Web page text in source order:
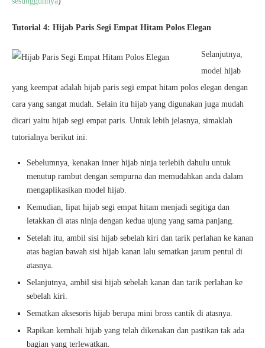
Tutorial 4: Hijab Paris Segi Empat Hitam Polos Elegan
Selanjutnya,
model hijab
yang keempat adalah hijab paris segi empat hitam polos elegan dengan
cara yang sangat mudah. Selain itu hijab yang digunakan juga mudah
dicari yaitu hijab segi empat paris. Untuk lebih jelasnya, simaklah
tutorialnya berikut ini:
Sebelumnya, kenakan inner hijab ninja terlebih dahulu untuk
menutup rambut dengan sempurna dan memudahkan anda dalam
mengaplikasikan model hijab.
Kemudian, lipat hijab segi empat hitam menjadi segitiga dan
letakkan di atas ninja dengan kedua ujung yang sama panjang.
Setelah itu, ambil sisi hijab sebelah kiri dan tarik perlahan ke kanan
atas bagian bawah sisi hijab kanan lalu sematkan jarum pentul di
atasnya.
Selanjutnya, ambil sisi hijab sebelah kanan dan tarik perlahan ke
sebelah kiri.
Sematkan aksesoris hijab berupa mini bross cantik di atasnya.
Rapikan kembali hijab yang telah dikenakan dan pastikan tak ada
bagian yang terlewatkan.